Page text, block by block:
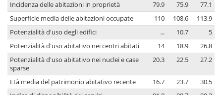
Incidenza delle abitazioni in proprietà 79.9 75.9
77.1
Superficie media delle abitazioni occupate
110 108.6
113.9
Potenzialità d'uso degli edifici
... 10.7
5
Potenzialità d'uso abitativo nei centri abitati
14 18.9
26.8
Potenzialità d'uso abitativo nei nuclei e case
sparse
20.3 22.5 27.2
Età media del patrimonio abitativo recente 16.7 23.7
30.5